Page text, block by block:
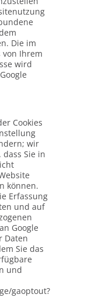
Die im
von Ihrem
wird
Cookies
wir
Sie in
können.
Erfassung
und auf
Google
Daten
Sie das
und
gaoptout?